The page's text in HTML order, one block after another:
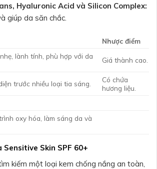
Hyaluronic Acid và Silicon Complex:
giúp da săn chắc.
Nhược điểm
lành tính, phù hợp với da
Giá thành cao.
trước nhiều loại tia sáng.
Có chứa
hương liệu.
oxy hóa, làm sáng da và
Skin SPF 60+
kiếm một loại kem chống nắng an toàn,